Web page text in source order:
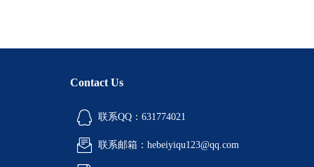
Contact Us
联系QQ：631774021
联系邮箱：hebeiyiqu123@qq.com